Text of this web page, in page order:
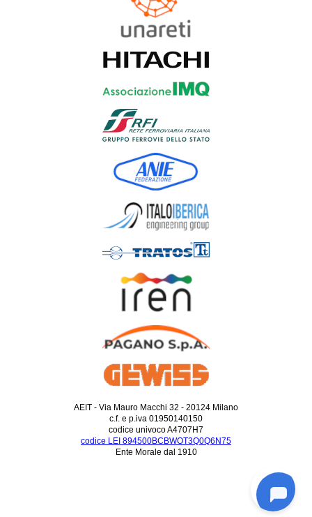
AEIT - Via Mauro Macchi 32 - 20124 Milano
c.f. e p.iva 01950140150
codice univoco A4707H7
codice LEI 894500BCBWOT3Q0Q6N75
Ente Morale dal 1910